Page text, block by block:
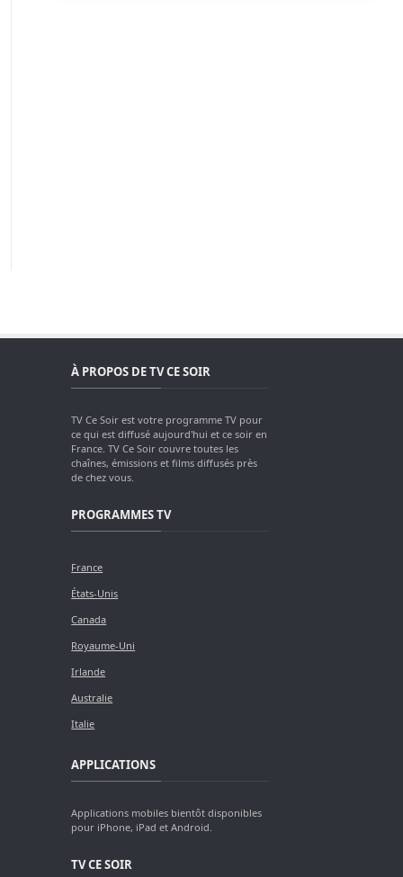
À PROPOS DE TV CE SOIR
TV Ce Soir est votre programme TV pour
ce qui est diffusé aujourd'hui et ce soir en
France. TV Ce Soir couvre toutes les
chaînes, émissions et films diffusés près
de chez vous.
PROGRAMMES TV
France
États-Unis
Canada
Royaume-Uni
Irlande
Australie
Italie
APPLICATIONS
Applications mobiles bientôt disponibles
pour iPhone, iPad et Android.
TV CE SOIR